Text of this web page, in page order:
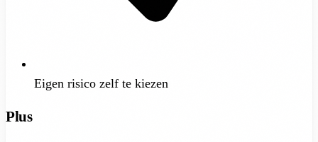
Eigen risico zelf te kiezen
Plus